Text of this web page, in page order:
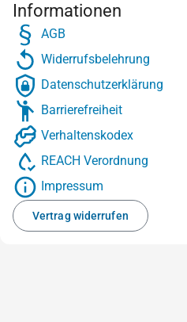
Informationen
AGB
Widerrufsbelehrung
Datenschutzerklärung
Barrierefreiheit
Verhaltenskodex
REACH Verordnung
Impressum
Vertrag widerrufen